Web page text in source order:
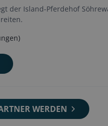
der Island-Pferdehof
WERDEN